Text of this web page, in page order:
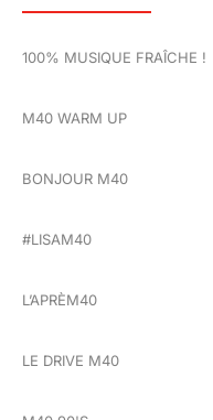
100% MUSIQUE FRAÎCHE !
M40 WARM UP
BONJOUR M40
#LISAM40
L’APRÈM40
LE DRIVE M40